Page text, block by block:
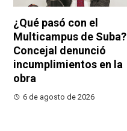
¿Qué pasó con el
Multicampus de Suba?
Concejal denunció
incumplimientos en la
obra
6 de agosto de 2026